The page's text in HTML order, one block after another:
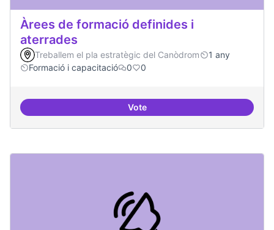
Àrees de formació definides i
aterrades
Treballem el pla estratègic del Canòdrom
1 any
Formació i capacitació
0 0
VoteÀrees de formació definides i